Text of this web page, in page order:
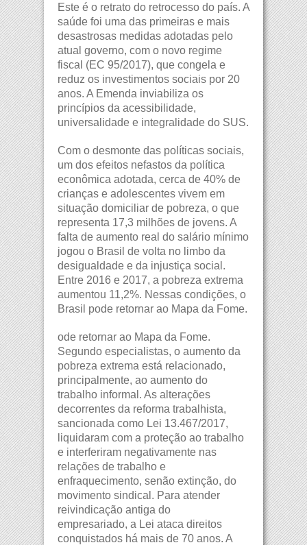
Este é o retrato do retrocesso do país. A
saúde foi uma das primeiras e mais
desastrosas medidas adotadas pelo
atual governo, com o novo regime
fiscal (EC 95/2017), que congela e
reduz os investimentos sociais por 20
anos. A Emenda inviabiliza os
princípios da acessibilidade,
universalidade e integralidade do SUS.
Com o desmonte das políticas sociais,
um dos efeitos nefastos da política
econômica adotada, cerca de 40% de
crianças e adolescentes vivem em
situação domiciliar de pobreza, o que
representa 17,3 milhões de jovens. A
falta de aumento real do salário mínimo
jogou o Brasil de volta no limbo da
desigualdade e da injustiça social.
Entre 2016 e 2017, a pobreza extrema
aumentou 11,2%. Nessas condições, o
Brasil pode retornar ao Mapa da Fome.
ode retornar ao Mapa da Fome.
Segundo especialistas, o aumento da
pobreza extrema está relacionado,
principalmente, ao aumento do
trabalho informal. As alterações
decorrentes da reforma trabalhista,
sancionada como Lei 13.467/2017,
liquidaram com a proteção ao trabalho
e interferiram negativamente nas
relações de trabalho e
enfraquecimento, senão extinção, do
movimento sindical. Para atender
reivindicação antiga do
empresariado, a Lei ataca direitos
conquistados há mais de 70 anos. A